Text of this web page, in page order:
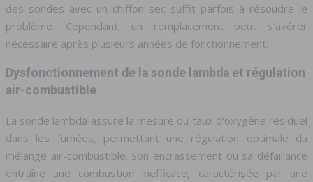
des sondes avec un chiffon sec suffit parfois à résoudre le
problème. Cependant, un remplacement peut s’avérer
nécessaire après plusieurs années de fonctionnement.
Dysfonctionnement de la sonde lambda et régulation
air-combustible
La sonde lambda assure la mesure du taux d’oxygène résiduel
dans les fumées, permettant une régulation optimale du
mélange air-combustible. Son encrassement ou sa défaillance
entraîne une combustion inefficace, caractérisée par une